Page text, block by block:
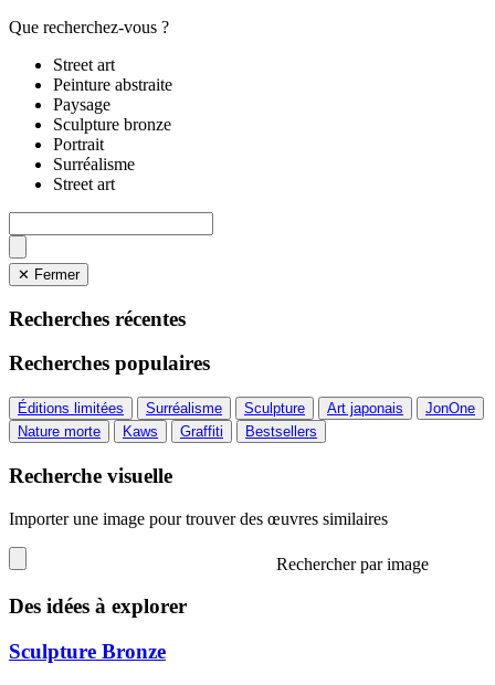
Que recherchez-vous ?
Street art
Peinture abstraite
Paysage
Sculpture bronze
Portrait
Surréalisme
Street art
✕ Fermer
Recherches récentes
Recherches populaires
Éditions limitées Surréalisme Sculpture Art japonais
JonOne
Nature morte
Kaws Graffiti Bestsellers
Recherche visuelle
Importer une image pour trouver des œuvres similaires
Rechercher par image
Des idées à explorer
Sculpture Bronze